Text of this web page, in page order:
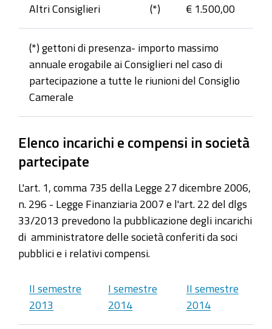
Altri Consiglieri (*) € 1.500,00
(*) gettoni di presenza- importo massimo
annuale erogabile ai Consiglieri nel caso di
partecipazione a tutte le riunioni del Consiglio
Camerale
Elenco incarichi e compensi in società
partecipate
L'art. 1, comma 735 della Legge 27 dicembre 2006,
n. 296 - Legge Finanziaria 2007 e l'art. 22 del dlgs
33/2013 prevedono la pubblicazione degli incarichi
di amministratore delle società conferiti da soci
pubblici e i relativi compensi.
II semestre
2013
I semestre
2014
II semestre
2014